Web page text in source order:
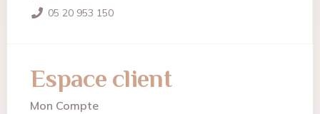
05 20 953 150
Espace client
Mon Compte